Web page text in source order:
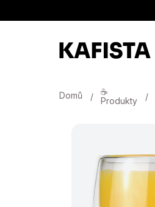
Domů
☕
Produkty